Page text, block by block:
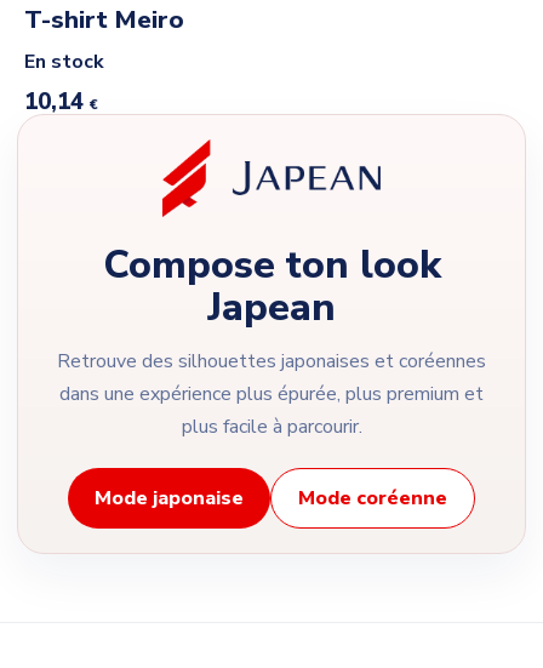
T-shirt Meiro
En stock
10,14 €
Compose ton look
Japean
Retrouve des silhouettes japonaises et coréennes
dans une expérience plus épurée, plus premium et
plus facile à parcourir.
Mode japonaise Mode coréenne